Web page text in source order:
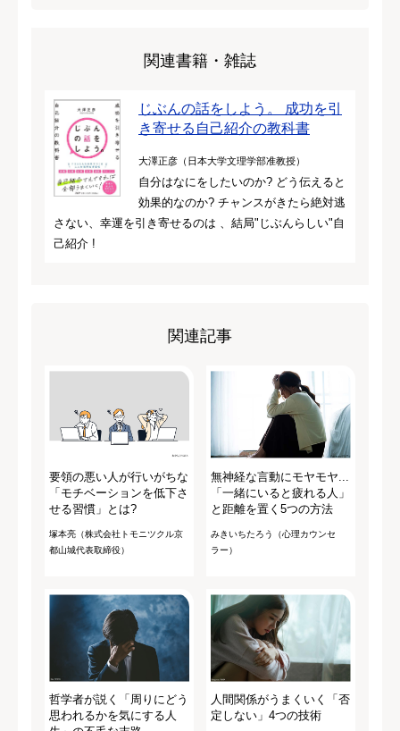
関連書籍・雑誌
じぶんの話をしよう。 成功を引
き寄せる自己紹介の教科書
大澤正彦（日本大学文理学部准教授）
自分はなにをしたいのか? どう伝えると
効果的なのか? チャンスがきたら絶対逃
さない、幸運を引き寄せるのは 、結局"じぶんらしい"自
己紹介 !
関連記事
要領の悪い人が行いがちな
「モチベーションを低下さ
せる習慣」とは?
塚本亮（株式会社トモニツクル京
都山城代表取締役）
無神経な言動にモヤモヤ...
「一緒にいると疲れる人」
と距離を置く5つの方法
みきいちたろう（心理カウンセ
ラー）
哲学者が説く「周りにどう
思われるかを気にする人
人間関係がうまくいく「否
定しない」4つの技術